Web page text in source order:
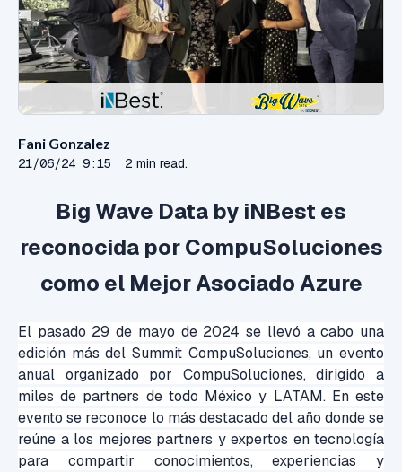
Fani Gonzalez
21/06/24 9:15 2 min read.
Big Wave Data by iNBest es
reconocida por CompuSoluciones
como el Mejor Asociado Azure
El pasado 29 de mayo de 2024 se llevó a cabo una
edición más del Summit CompuSoluciones,un evento
anual organizado por CompuSoluciones,dirigido a
miles de partners de todo México y LATAM. En este
evento se reconoce lo más destacado del año donde se
reúne a los mejores partners y expertos en tecnología
para compartir conocimientos, experiencias y